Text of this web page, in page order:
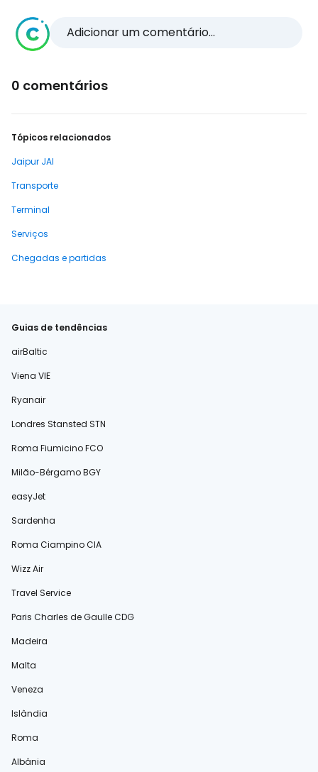
Adicionar um comentário...
0 comentários
Tópicos relacionados
Jaipur JAI
Transporte
Terminal
Serviços
Chegadas e partidas
Guias de tendências
airBaltic
Viena VIE
Ryanair
Londres Stansted STN
Roma Fiumicino FCO
Milão-Bérgamo BGY
easyJet
Sardenha
Roma Ciampino CIA
Wizz Air
Travel Service
Paris Charles de Gaulle CDG
Madeira
Malta
Veneza
Islândia
Roma
Albânia